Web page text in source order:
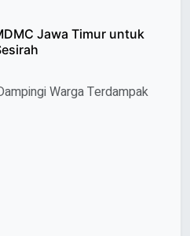
Jawa Timur untuk